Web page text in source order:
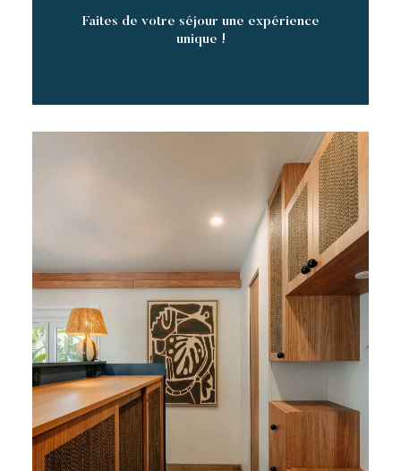
Faites de votre séjour une expérience
unique !